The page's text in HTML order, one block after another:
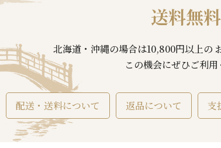
送料無料
北海道・沖縄の場合は10,800円以上の
この機会にぜひご利用
配送・送料について 返品について 支